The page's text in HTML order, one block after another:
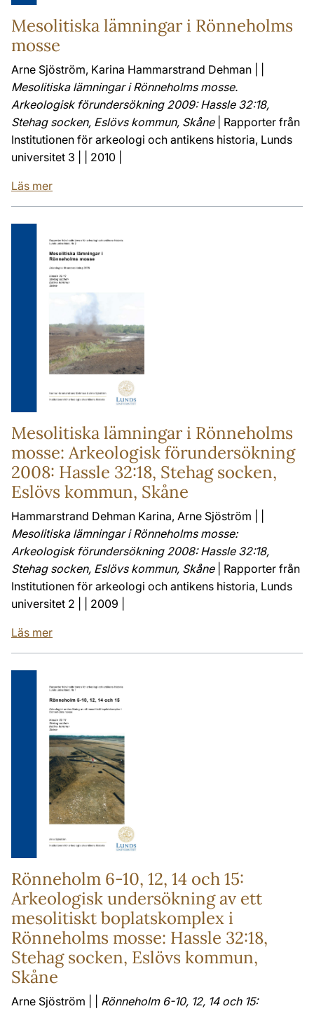
Mesolitiska lämningar i Rönneholms
mosse
Arne Sjöström, Karina Hammarstrand Dehman | |
Mesolitiska lämningar i Rönneholms mosse.
Arkeologisk förundersökning 2009: Hassle 32:18,
Stehag socken, Eslövs kommun, Skåne| Rapporter från
Institutionen för arkeologi och antikens historia, Lunds
universitet 3 | | 2010 |
Läs mer
Mesolitiska lämningar i Rönneholms
mosse: Arkeologisk förundersökning
2008: Hassle 32:18, Stehag socken,
Eslövs kommun, Skåne
Hammarstrand Dehman Karina, Arne Sjöström | |
Mesolitiska lämningar i Rönneholms mosse:
Arkeologisk förundersökning 2008: Hassle 32:18,
Stehag socken, Eslövs kommun, Skåne| Rapporter från
Institutionen för arkeologi och antikens historia, Lunds
universitet 2 | | 2009 |
Läs mer
Rönneholm 6-10, 12, 14 och 15:
Arkeologisk undersökning av ett
mesolitiskt boplatskomplex i
Rönneholms mosse: Hassle 32:18,
Stehag socken, Eslövs kommun,
Skåne
Arne Sjöström | | Rönneholm 6-10, 12, 14 och 15: